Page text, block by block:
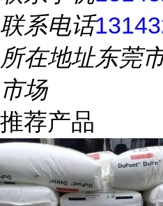
联系电话
所在地址东莞
市场
推荐产品